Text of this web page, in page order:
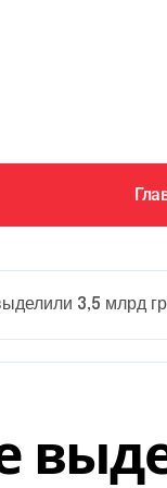
3,5 млрд